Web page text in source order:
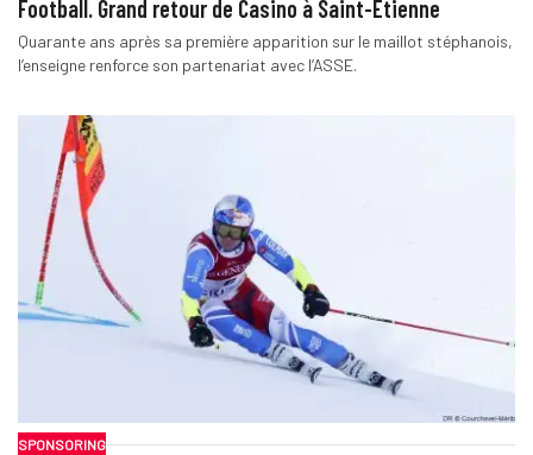
Football. Grand retour de Casino à Saint-Etienne
Quarante ans après sa première apparition sur le maillot stéphanois,
l’enseigne renforce son partenariat avec l’ASSE.
SPONSORING